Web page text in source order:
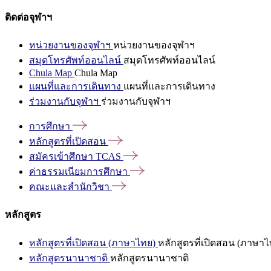
ติดต่อจุฬาฯ
หน่วยงานของจุฬาฯ หน่วยงานของจุฬาฯ
สมุดโทรศัพท์ออนไลน์ สมุดโทรศัพท์ออนไลน์
Chula Map Chula Map
แผนที่และการเดินทาง แผนที่และการเดินทาง
ร่วมงานกับจุฬาฯ ร่วมงานกับจุฬาฯ
การศึกษา
หลักสูตรที่เปิดสอน
สมัครเข้าศึกษา TCAS
ค่าธรรมเนียมการศึกษา
คณะและสำนักวิชา
หลักสูตร
หลักสูตรที่เปิดสอน (ภาษาไทย) หลักสูตรที่เปิดสอน (ภาษาไ
หลักสูตรนานาชาติ หลักสูตรนานาชาติ